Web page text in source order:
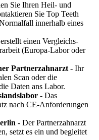
Sie Ihren Heil- und
Sie Top Teeth
innerhalb eines
einen Vergleichs-
(Europa-Labor oder
Partnerzahnarzt - Ihr
Scan oder die
Daten ans Labor.
- Das
nach CE-Anforderungen
- Der Partnerzahnarzt
setzt es ein und begleitet